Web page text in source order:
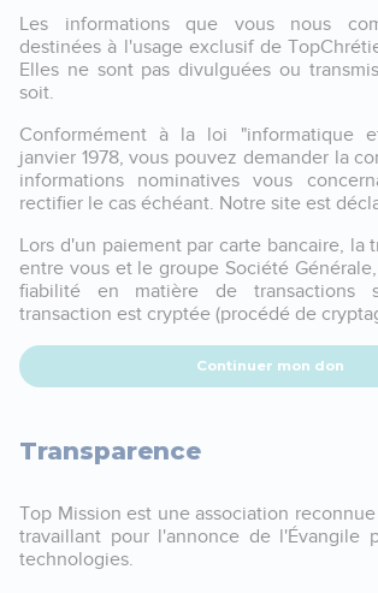
Les informations que vous nous
destinées à l'usage exclusif de
Elles ne sont pas divulguées ou
soit.
Conformément à la loi "informatique
janvier 1978, vous pouvez demander la
informations nominatives vous
rectifier le cas échéant. Notre site est
Lors d'un paiement par carte bancaire, la
entre vous et le groupe Société
fiabilité en matière de transactions
transaction est cryptée (procédé de
Continuer mon don
Transparence
Top Mission est une association
travaillant pour l'annonce de l'Évangile
technologies.